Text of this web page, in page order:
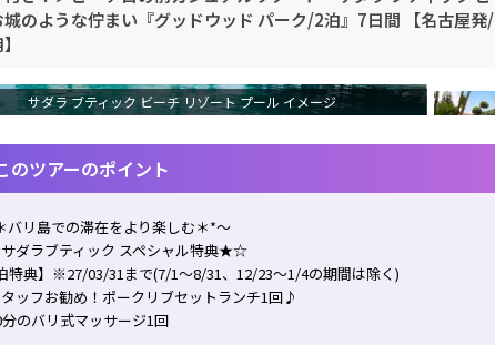
のような佇まい『グッドウッド パーク/2泊』7日間 【名古屋発
サダラ ブティック ビーチ リゾート プール イメージ
のツアーのポイント
バリ島での滞在をより楽しむ＊*～
ダラブティック スペシャル特典★☆
特典】※27/03/31まで(7/1～8/31、12/23～1/4の期間は除く)
ッフお勧め！ポークリブセットランチ1回♪
のバリ式マッサージ1回